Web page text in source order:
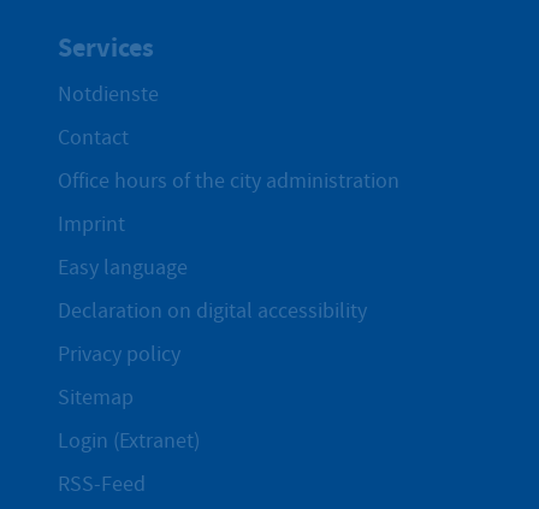
Services
Notdienste
Contact
Office hours of the city administration
Imprint
Easy language
Declaration on digital accessibility
Privacy policy
Sitemap
Login (Extranet)
RSS-Feed